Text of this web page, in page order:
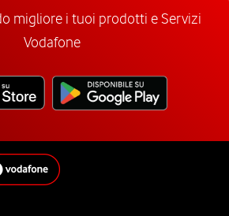
migliore i tuoi prodotti e Servizi
Vodafone